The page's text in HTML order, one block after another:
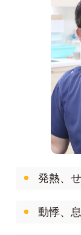
発熱、
動悸、